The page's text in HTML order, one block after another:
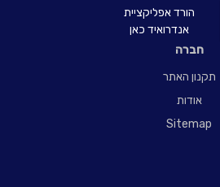
חברה
תקנון האתר
אודות
Sitemap
הורד אפליקציית
אנדרואיד כאן